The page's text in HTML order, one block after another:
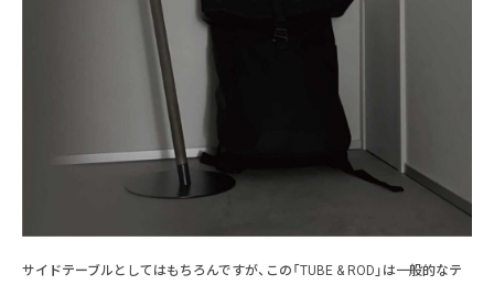
サイドテーブルとしてはもちろんですが、この「TUBE & ROD」は一般的なテ